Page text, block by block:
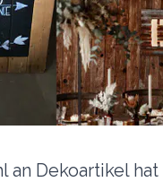
an Dekoartikel hat